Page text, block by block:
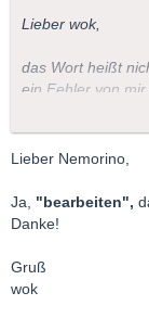
Lieber wok,
das Wort heißt
ein Fehler von
zumindest 24
Für Màlaga mag
freuen
!
LG Nemorino
Lieber Nemorino,
Ja, "bearbeiten",
Danke!
Gruß
wok